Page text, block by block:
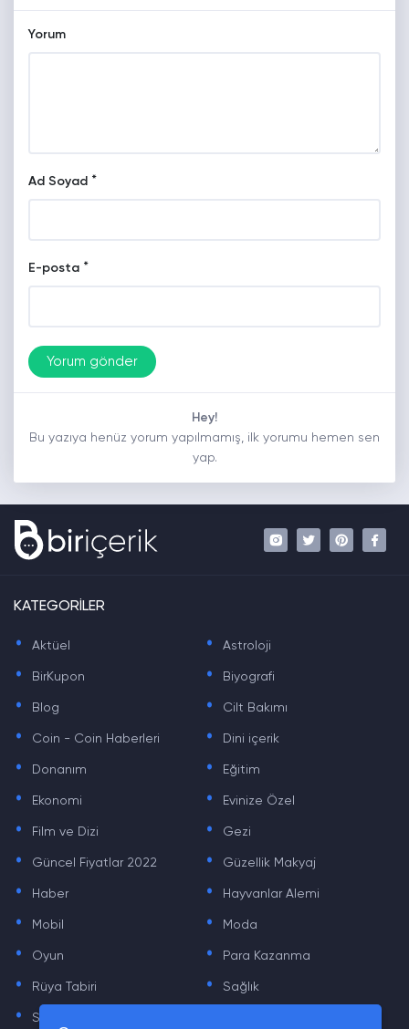
Yorum
Ad Soyad *
E-posta *
Hey!
Bu yazıya henüz yorum yapılmamış, ilk yorumu hemen sen
yap.
KATEGORİLER
. Aktüel . Astroloji
. BirKupon . Biyografi
. Blog . Cilt Bakımı
. Coin - Coin Haberleri . Dini içerik
. Donanım . Eğitim
. Ekonomi . Evinize Özel
. Film ve Dizi . Gezi
. Güncel Fiyatlar 2022 . Güzellik Makyaj
. Haber . Hayvanlar Alemi
. Mobil . Moda
. Oyun . Para Kazanma
. Rüya Tabiri . Sağlık
. Sinema .